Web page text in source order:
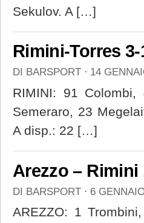
Sekulov. A […]
Rimini-Torres 3-
DI BARSPORT ⋅ 14
RIMINI: 91
Semeraro, 23
A disp.: 22 […]
Arezzo – Rimini
DI BARSPORT ⋅ 6
AREZZO: 1